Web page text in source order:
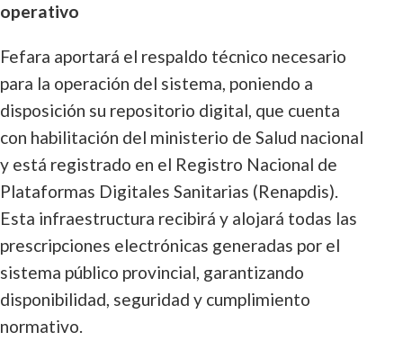
operativo
Fefara aportará el respaldo técnico necesario
para la operación del sistema, poniendo a
disposición su repositorio digital, que cuenta
con habilitación del ministerio de Salud nacional
y está registrado en el Registro Nacional de
Plataformas Digitales Sanitarias (Renapdis).
Esta infraestructura recibirá y alojará todas las
prescripciones electrónicas generadas por el
sistema público provincial, garantizando
disponibilidad, seguridad y cumplimiento
normativo.